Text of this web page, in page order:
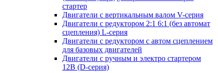
стартер
Двигатели с вертикальным валом V-серия
Двигатели с редуктором 2:1 6:1 (без автомат
сцепления) L-серия
Двигатели с редуктором с автом сцеплением
для базовых двигателей
Двигатели с ручным и электро стартером
12В (D-серия)